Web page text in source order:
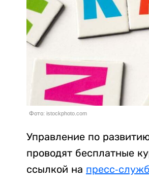
Фото: istockphoto.com
Управление по
проводят бесплатные
ссылкой на пресс-